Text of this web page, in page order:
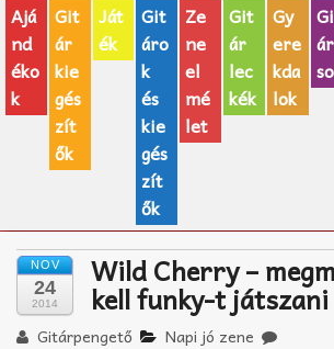
AJÁNDÉK ÖTLETEK
Vicces
GITÁR MÁRKÁK
TOP100 nóta
Zeneiskolák
Zeneszerzés alapjai
Ajá
nd
éko
k
Git
ár
kie
gés
zít
ők
Ját
ék
Git
áro
k
és
kie
gés
zít
ők
Ze
ne
el
mé
let
Git
ár
lec
kék
Gy
ere
kda
lok
NOV
24
2014
Wild Cherry –
kell funky-t játszani
Gitárpengető Napi jó zene